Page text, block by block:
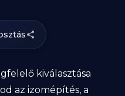
kiválasztása
az izomépítés, a